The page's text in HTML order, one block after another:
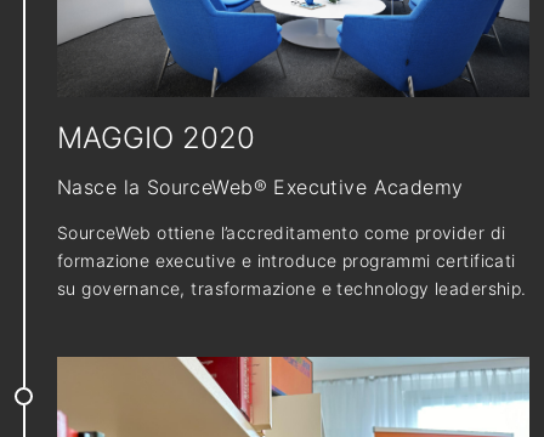
MAGGIO 2020
Nasce la SourceWeb® Executive Academy
SourceWeb ottiene l’accreditamento come provider di
formazione executive e introduce programmi certificati
su governance, trasformazione e technology leadership.